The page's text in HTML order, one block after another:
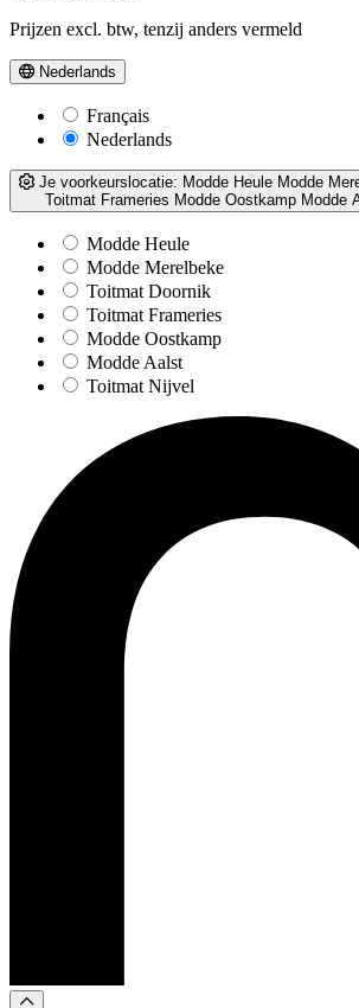
Prijzen excl. btw, tenzij anders vermeld
Nederlands
Français
Nederlands
Je voorkeurslocatie: Modde Heule Modde
Toitmat Frameries Modde Oostkamp Modde
Modde Heule
Modde Merelbeke
Toitmat Doornik
Toitmat Frameries
Modde Oostkamp
Modde Aalst
Toitmat Nijvel